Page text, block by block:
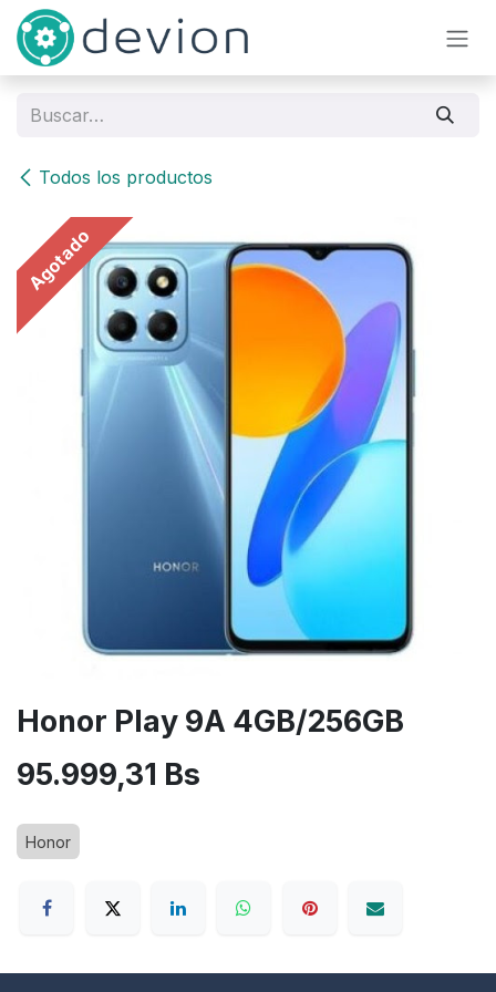
Ir al contenido
Todos los productos
Agotado
Honor Play 9A 4GB/256GB
95.999,31 Bs
Honor